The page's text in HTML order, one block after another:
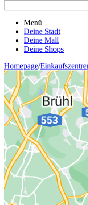
Menü
Deine Stadt
Deine Mall
Deine Shops
Homepage/